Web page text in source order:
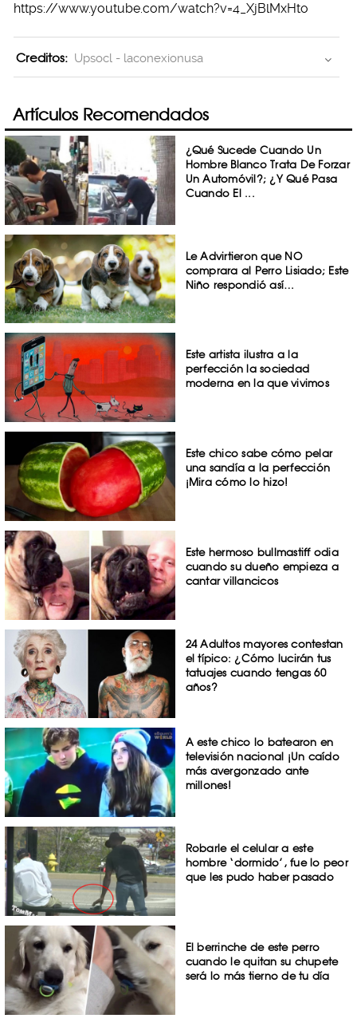
https://www.youtube.com/watch?v=4_XjBlMxHto
Creditos: Upsocl - laconexionusa
Artículos Recomendados
¿Qué Sucede Cuando Un
Hombre Blanco Trata De Forzar
Un Automóvil?; ¿Y Qué Pasa
Cuando El ...
Le Advirtieron que NO
comprara al Perro Lisiado; Este
Niño respondió así…
Este artista ilustra a la
perfección la sociedad
moderna en la que vivimos
Este chico sabe cómo pelar
una sandía a la perfección
¡Mira cómo lo hizo!
Este hermoso bullmastiff odia
cuando su dueño empieza a
cantar villancicos
24 Adultos mayores contestan
el típico: ¿Cómo lucirán tus
tatuajes cuando tengas 60
años?
A este chico lo batearon en
televisión nacional ¡Un caído
más avergonzado ante
millones!
Robarle el celular a este
hombre ‘dormido’, fue lo peor
que les pudo haber pasado
El berrinche de este perro
cuando le quitan su chupete
será lo más tierno de tu día